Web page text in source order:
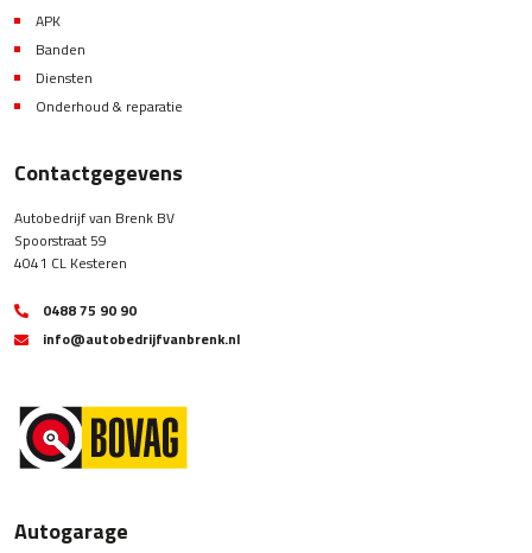
APK
Banden
Diensten
Onderhoud & reparatie
Contactgegevens
Autobedrijf van Brenk BV
Spoorstraat 59
4041 CL Kesteren
0488 75 90 90
info@autobedrijfvanbrenk.nl
Autogarage